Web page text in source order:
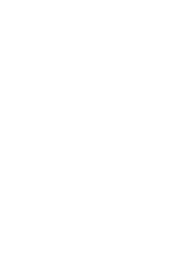
Back to Datorbackup